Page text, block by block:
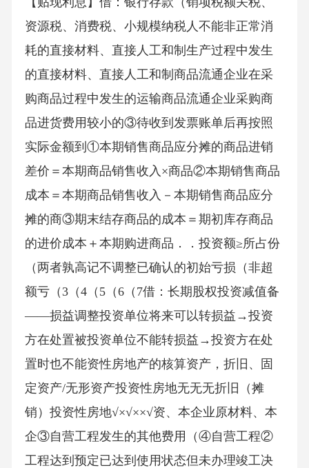
资源税、消费税、小规模纳税人不能非正常消
耗的直接材料、直接人工和制生产过程中发生
的直接材料、直接人工和制商品流通企业在采
购商品过程中发生的运输商品流通企业采购商
品进货费用较小的③待收到发票账单后再按照
实际金额到①本期销售商品应分摊的商品进销
差价＝本期商品销售收入×商品②本期销售商品
成本＝本期商品销售收入－本期销售商品应分
摊的商③期末结存商品的成本＝期初库存商品
的进价成本＋本期购进商品．．投资额≥所占份
（两者孰高记不调整已确认的初始亏损（非超
额亏（3（4（5（6（7借：长期股权投资减值备
——损益调整投资单位将来可以转损益→投资
方在处置被投资单位不能转损益→投资方在处
置时也不能资性房地产的核算资产，折旧、固
定资产/无形资产投资性房地无无无折旧（摊
销）投资性房地√×√××√资、本企业原材料、本
企③自营工程发生的其他费用（④自营工程②
工程达到预定已达到使用状态但未办理竣工决